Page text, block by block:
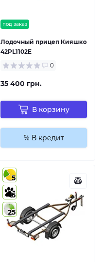
под заказ
Лодочный прицеп Кияшко
42PL1102E
0
35 400 грн.
В корзину
% В кредит
5
5
25